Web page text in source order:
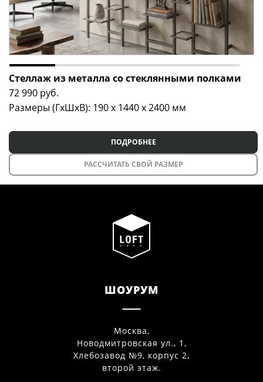
Стеллаж из металла со стеклянными полками
72 990 руб.
Размеры (ГxШxВ): 190 x 1440 x 2400 мм
ПОДРОБНЕЕ
РАССЧИТАТЬ СВОЙ РАЗМЕР
ШОУРУМ
Москва,
Новодмитровская ул., 1,
Хлебозавод №9, корпус 2,
второй этаж.